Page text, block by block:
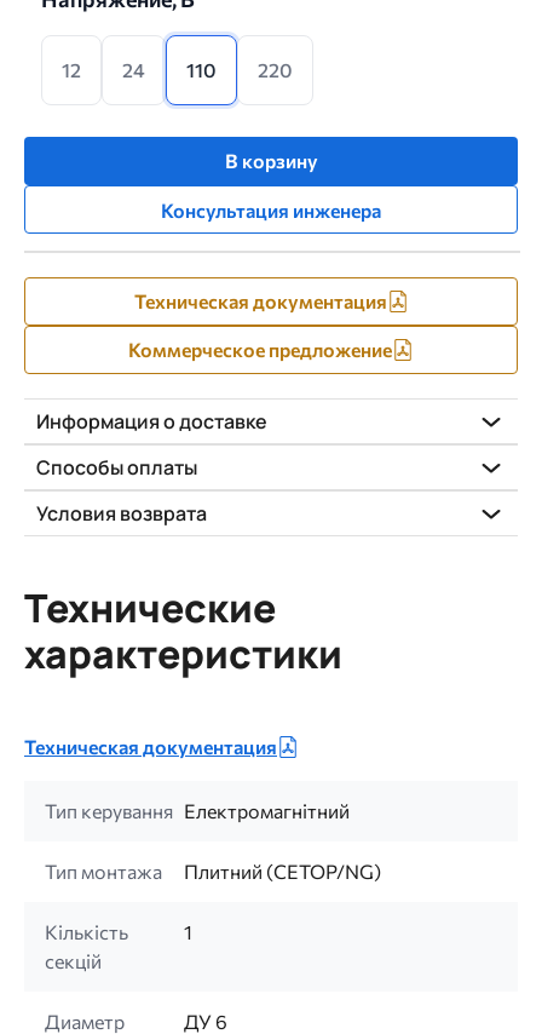
12 24 110 220
В корзину
Консультация инженера
Техническая документация
Коммерческое предложение
Информация о доставке
Способы оплаты
Условия возврата
Технические
характеристики
Техническая документация
Тип керування Електромагнітний
Тип монтажа Плитний (CETOP/NG)
Кількість
секцій
1
Диаметр
ДУ 6